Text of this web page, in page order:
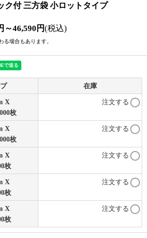
ク付 三方袋 小ロットタイプ
～46,590 円(税込)
る場合もあります。
在庫
X
枚
注文する
X
枚
注文する
X
枚
注文する
X
枚
注文する
X
枚
注文する